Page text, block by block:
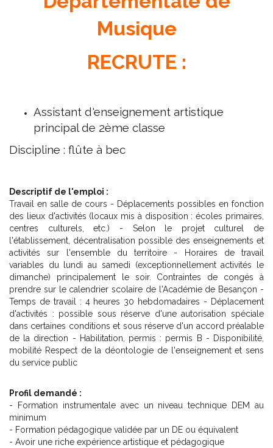
Musique
RECRUTE :
Assistant d'enseignement artistique
principal de 2ème classe
Discipline : flûte à bec
Descriptif de l'emploi :
Travail en salle de cours - Déplacements possibles en fonction
des lieux d'activités (locaux mis à disposition : écoles primaires,
centres culturels, etc.) - Selon le projet culturel de
l'établissement, décentralisation possible des enseignements et
activités sur l'ensemble du territoire - Horaires de travail
variables du lundi au samedi (exceptionnellement activités le
dimanche) principalement le soir. Contraintes de congés à
prendre sur le calendrier scolaire de l'Académie de Besançon -
Temps de travail : 4 heures 30 hebdomadaires - Déplacement
d'activités : possible sous réserve d'une autorisation spéciale
dans certaines conditions et sous réserve d'un accord préalable
de la direction - Habilitation, permis : permis B - Disponibilité,
mobilité Respect de la déontologie de l'enseignement et sens
du service public
Profil demandé :
- Formation instrumentale avec un niveau technique DEM au
minimum
- Formation pédagogique validée par un DE ou équivalent
- Avoir une riche expérience artistique et pédagogique